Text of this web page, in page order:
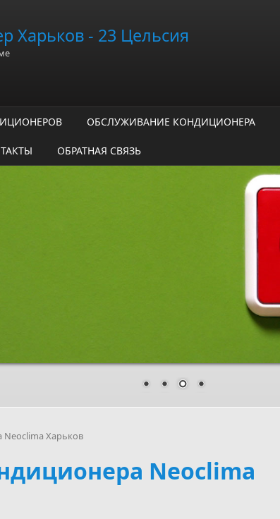
Харьков - 23 Цельсия
ОБСЛУЖИВАНИЕ КОНДИЦИОНЕРА
ОБРАТНАЯ СВЯЗЬ
Neoclima Харьков
Neoclima